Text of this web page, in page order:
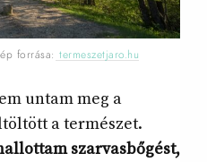
forrása: termeszetjaro.hu
untam meg a
a természet.
szarvasbőgést,